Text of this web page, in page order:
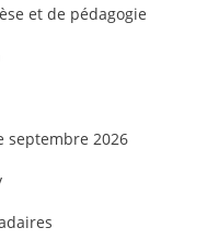
et de pédagogie
septembre 2026